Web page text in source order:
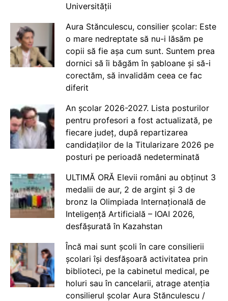
Universității
Aura Stănculescu, consilier școlar: Este
o mare nedreptate să nu-i lăsăm pe
copii să fie așa cum sunt. Suntem prea
dornici să îi băgăm în șabloane și să-i
corectăm, să invalidăm ceea ce fac
diferit
An școlar 2026-2027. Lista posturilor
pentru profesori a fost actualizată, pe
fiecare județ, după repartizarea
candidaților de la Titularizare 2026 pe
posturi pe perioadă nedeterminată
ULTIMĂ ORĂ Elevii români au obținut 3
medalii de aur, 2 de argint și 3 de
bronz la Olimpiada Internațională de
Inteligență Artificială – IOAI 2026,
desfășurată în Kazahstan
Încă mai sunt școli în care consilierii
școlari își desfășoară activitatea prin
biblioteci, pe la cabinetul medical, pe
holuri sau în cancelarii, atrage atenția
consilierul școlar Aura Stănculescu /